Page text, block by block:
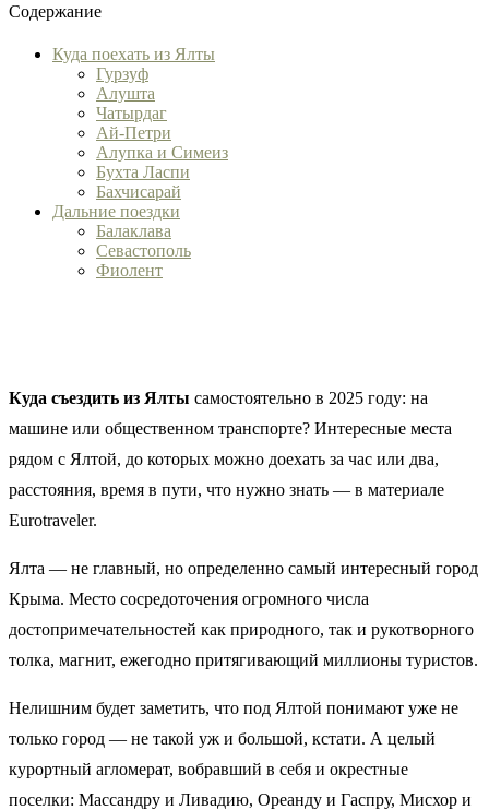
Содержание
Куда поехать из Ялты
Гурзуф
Алушта
Чатырдаг
Ай-Петри
Алупка и Симеиз
Бухта Ласпи
Бахчисарай
Дальние поездки
Балаклава
Севастополь
Фиолент
Куда съездить из Ялты самостоятельно в 2025 году: на
машине или общественном транспорте? Интересные места
рядом с Ялтой, до которых можно доехать за час или два,
расстояния, время в пути, что нужно знать — в материале
Eurotraveler.
Ялта — не главный, но определенно самый интересный город
Крыма. Место сосредоточения огромного числа
достопримечательностей как природного, так и рукотворного
толка, магнит, ежегодно притягивающий миллионы туристов.
Нелишним будет заметить, что под Ялтой понимают уже не
только город — не такой уж и большой, кстати. А целый
курортный агломерат, вобравший в себя и окрестные
поселки: Массандру и Ливадию, Ореанду и Гаспру, Мисхор и